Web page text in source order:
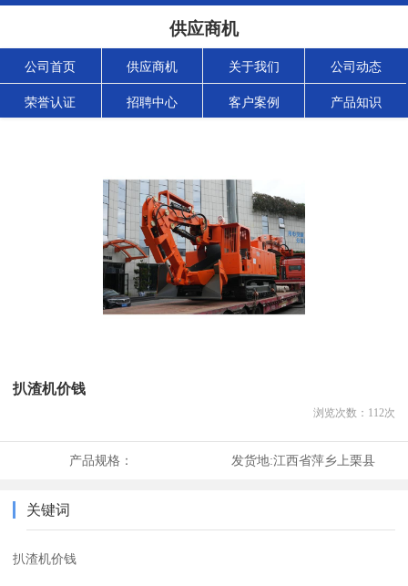
供应商机
公司首页 供应商机 关于我们 公司动态
荣誉认证 招聘中心 客户案例 产品知识
扒渣机价钱
浏览次数： 112次
产品规格： 发货地:江西省萍乡上栗县
关键词
扒渣机价钱